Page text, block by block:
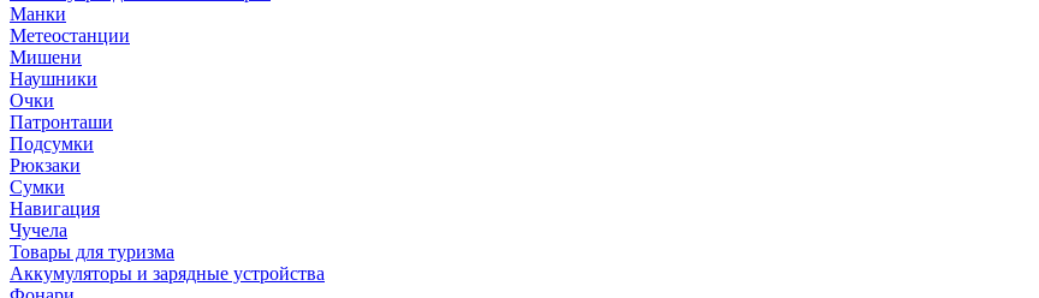
Манки
Метеостанции
Мишени
Наушники
Очки
Патронташи
Подсумки
Рюкзаки
Сумки
Навигация
Чучела
Товары для туризма
Аккумуляторы и зарядные устройства